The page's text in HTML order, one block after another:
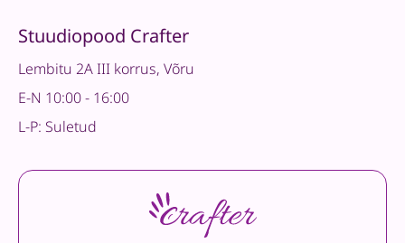
Stuudiopood Crafter
Lembitu 2A III korrus, Võru
E-N 10:00 - 16:00
L-P: Suletud